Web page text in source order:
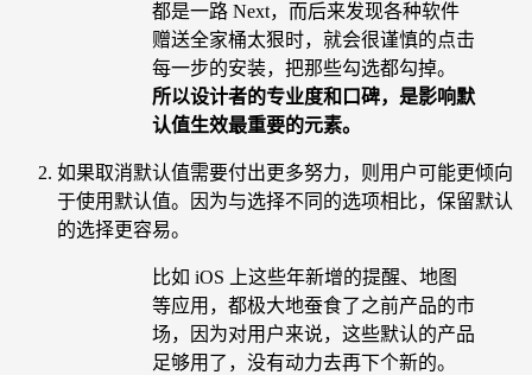
都是一路 Next，而后来发现各种软件
赠送全家桶太狠时，就会很谨慎的点击
每一步的安装，把那些勾选都勾掉。
所以设计者的专业度和口碑，是影响默
认值生效最重要的元素。
如果取消默认值需要付出更多努力，则用户可能更倾向
于使用默认值。因为与选择不同的选项相比，保留默认
的选择更容易。
比如 iOS 上这些年新增的提醒、地图
等应用，都极大地蚕食了之前产品的市
场，因为对用户来说，这些默认的产品
足够用了，没有动力去再下个新的。